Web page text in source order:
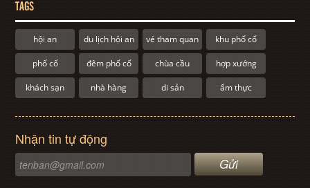
TAGS
hội an du lịch hội an vé tham quan khu phố cổ
phố cổ đêm phố cổ chùa cầu hợp xướng
khách sạn nhà hàng di sản ẩm thực
Nhận tin tự động